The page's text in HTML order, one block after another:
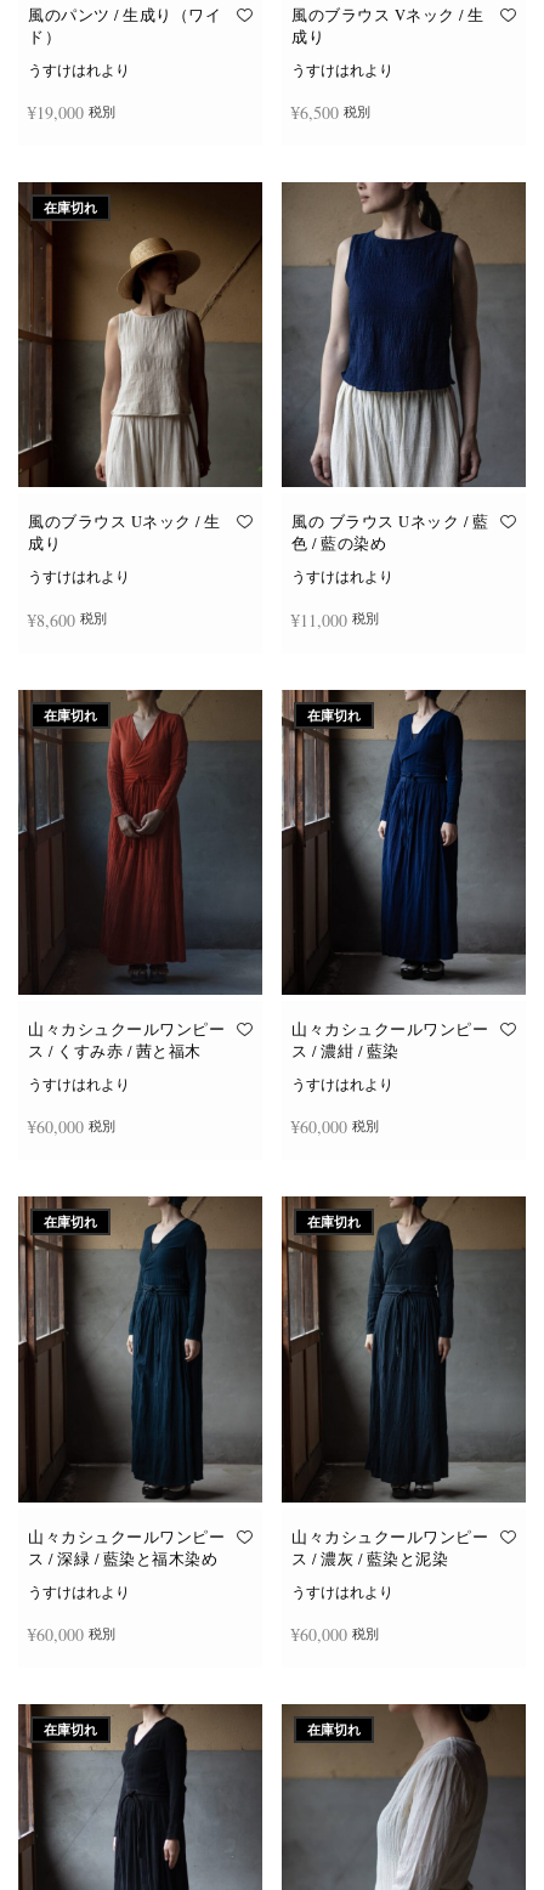
オ
ジ
選
択
で
き
ま
す
オ
ジ
か
ら
選
風のパンツ / 生成り（ワイ
ド）
うすけはれより
¥19,000 税別
風のブラウス Vネック / 生
成り
うすけはれより
¥6,500 税別
在庫切れ
風のブラウス Uネック / 生
成り
うすけはれより
¥8,600 税別
風の ブラウス Uネック / 藍
色 / 藍の染め
うすけはれより
¥11,000 税別
在庫切れ
山々カシュクールワンピー
ス / くすみ赤 / 茜と福木
うすけはれより
¥60,000 税別
在庫切れ
山々カシュクールワンピー
ス / 濃紺 / 藍染
うすけはれより
¥60,000 税別
在庫切れ
山々カシュクールワンピー
ス / 深緑 / 藍染と福木染め
うすけはれより
¥60,000 税別
在庫切れ
山々カシュクールワンピー
ス / 濃灰 / 藍染と泥染
うすけはれより
¥60,000 税別
在庫切れ 在庫切れ